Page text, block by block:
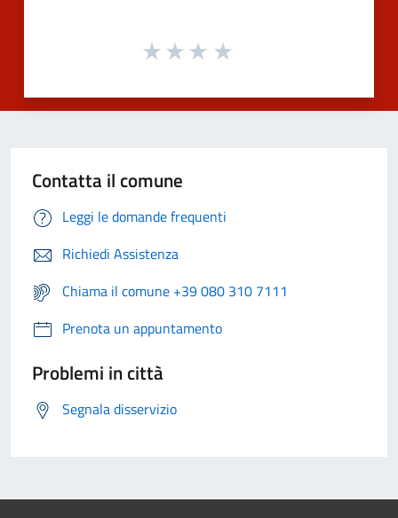
Contatta il comune
Leggi le domande frequenti
Richiedi Assistenza
Chiama il comune +39 080 310 7111
Prenota un appuntamento
Problemi in città
Segnala disservizio